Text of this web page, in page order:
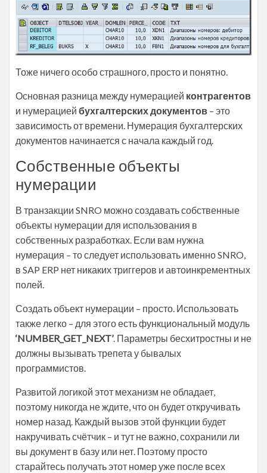
Тоже ничего особо страшного, просто и понятно.
Основная разница между нумерацией контрагентов
и нумерацией бухгалтерских документов – это
зависимость от времени. Нумерация бухгалтерских
документов начинается с начала каждый год.
Собственные объекты
нумерации
В транзакции SNRO можно создавать собственные
объекты нумерации для использования в
собственных разработках. Если вам нужна
нумерация – то следует использовать именно SNRO,
в SAP ERP нет никаких триггеров и автоинкрементных
полей.
Создать объект нумерации – просто. Использовать
также легко – для этого есть функциональный модуль
‘NUMBER_GET_NEXT’. Параметры бесхитростны и не
должны вызывать трепета у бывалых
программистов.
Развитой логикой этот механизм не обладает,
поэтому никогда не ждите, что он будет откручивать
номер назад. Каждый вызов этой функции будет
накручивать счётчик – и тут не важно, сохранили ли
вы документ в базу или нет. Поэтому просто
старайтесь получать этот номер уже после всех